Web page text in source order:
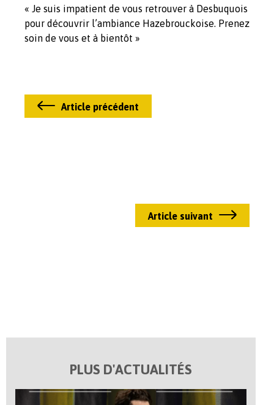
« Je suis impatient de vous retrouver à Desbuquois
pour découvrir l’ambiance Hazebrouckoise. Prenez
soin de vous et à bientôt »
Article précédent
Article suivant
PLUS D'ACTUALITÉS